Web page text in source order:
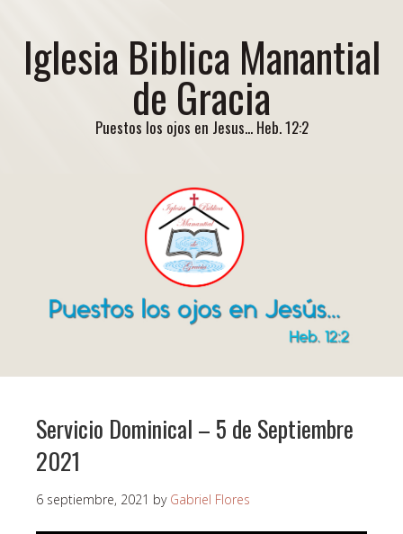
Iglesia Biblica Manantial
de Gracia
Puestos los ojos en Jesus... Heb. 12:2
Servicio Dominical – 5 de Septiembre
2021
6 septiembre, 2021 by Gabriel Flores